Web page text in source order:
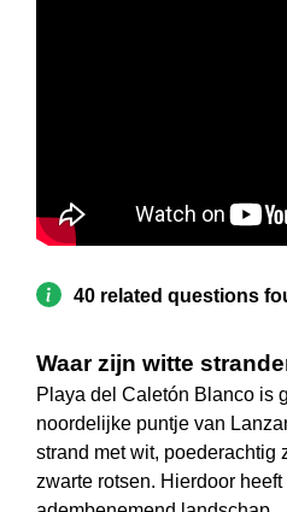
40 related questions
Waar zijn witte
Playa del Caletón Blanco is
noordelijke puntje van
strand met wit, poederachtig
zwarte rotsen. Hierdoor